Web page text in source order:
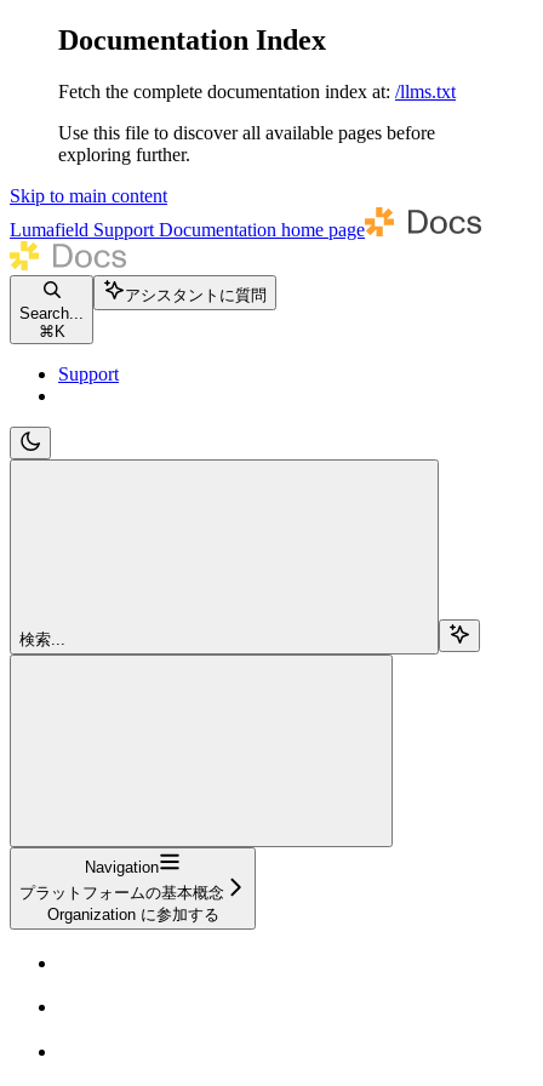
Documentation Index
Fetch the complete documentation index at: /llms.txt
Use this file to discover all available pages before
exploring further.
Skip to main content
Lumafield Support Documentation home page
Search...
⌘ K
アシスタントに質問
Support
検索...
Navigation
プラットフォームの基本概念
Organization に参加する